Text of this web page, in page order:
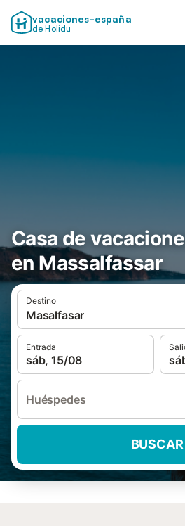
vacaciones-españa
de Holidu
Casa de
en Massalfassar
Destino
Masalfasar
Entrada
sáb, 15/08
Huéspedes
BUSCAR